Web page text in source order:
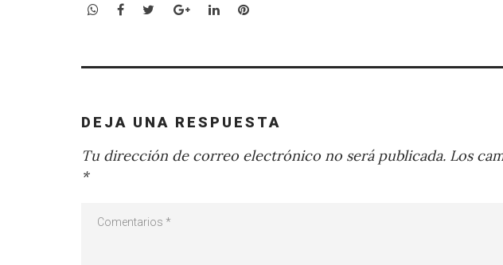
WhatsApp
Facebook
TwitterGoogle+LinkedInPinterest
DEJA UNA RESPUESTA
Tu dirección de correo electrónico no será publicada. Los
*